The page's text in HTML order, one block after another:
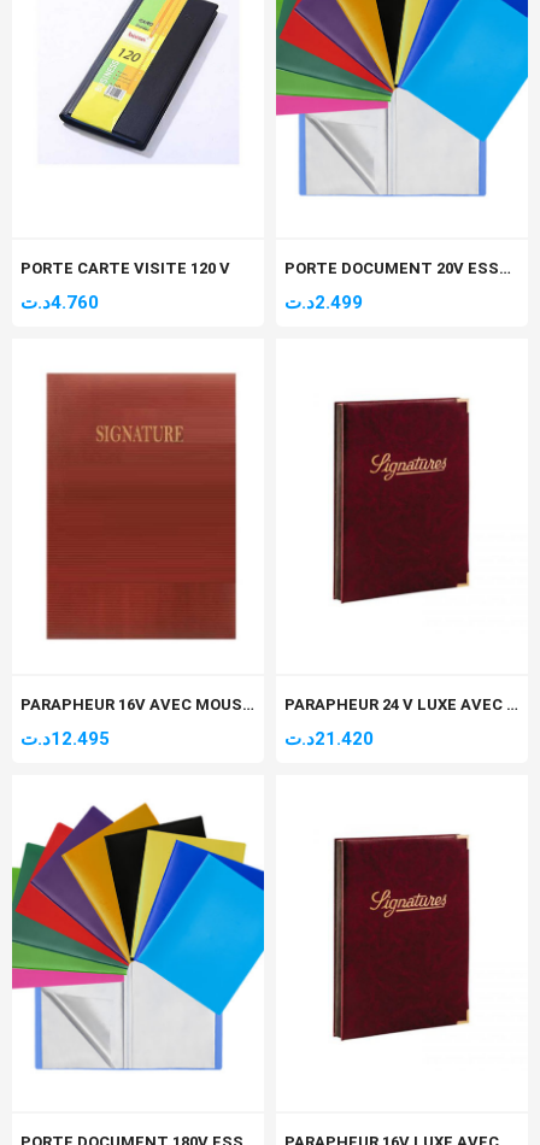
PORTE CARTE VISITE 120 V
4.760د.ت
PORTE DOCUMENT 20V ESSENTIAL
2.499د.ت
PARAPHEUR 16V AVEC MOUSSE ARABE
12.495د.ت
PARAPHEUR 24 V LUXE AVEC MOUSSE ET COIN DORE ARABE
21.420د.ت